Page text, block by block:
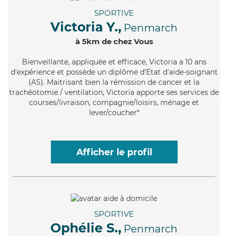
SPORTIVE
Victoria Y., Penmarch
à 5km de chez Vous
Bienveillante, appliquée et efficace, Victoria a 10 ans
d'expérience et possède un diplôme d'Etat d'aide-soignant
(AS). Maitrisant bien la rémission de cancer et la
trachéotomie / ventilation, Victoria apporte ses services de
courses/livraison, compagnie/loisirs, ménage et
lever/coucher*
Afficher le profil
SPORTIVE
Ophélie S., Penmarch